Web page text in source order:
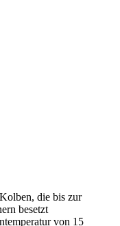
die bis zur
besetzt
von 15